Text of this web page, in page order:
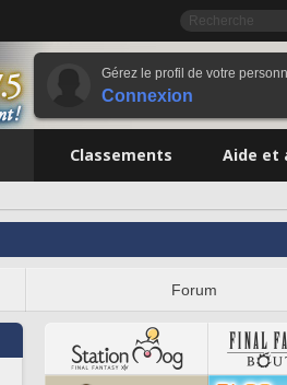
Gérez le profil de votre
Connexion
Classements Aide et
Forum